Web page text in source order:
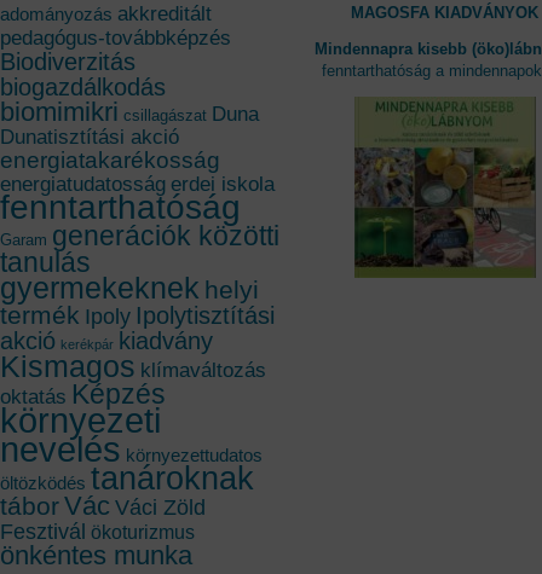
adományozás akkreditált
pedagógus-továbbképzés
Biodiverzitás
biogazdálkodás
biomimikri csillagászat Duna
Dunatisztítási akció
energiatakarékosság
energiatudatosság erdei iskola
fenntarthatóság
Garam generációk közötti
tanulás
gyermekeknek helyi
termék Ipoly Ipolytisztítási
akció kerékpár kiadvány
Kismagos klímaváltozás
oktatás Képzés
környezeti
nevelés környezettudatos
öltözködés tanároknak
táborVác Váci Zöld
Fesztivál ökoturizmus
önkéntes munka
MAGOSFA KIADVÁNYOK
Mindennapra kisebb
fenntarthatóság a